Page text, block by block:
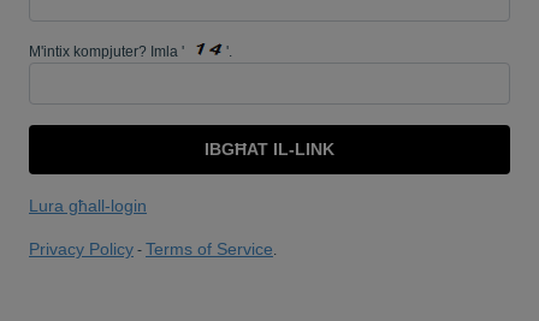
M'intix kompjuter? Imla ' '.
IBGĦAT IL-LINK
Lura għall-login
Privacy Policy - Terms of Service